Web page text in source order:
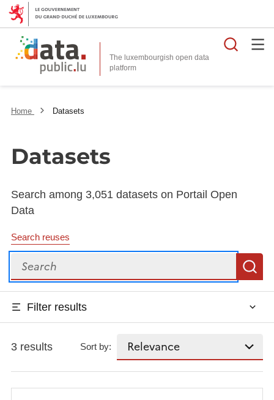
The luxembourgish open data
platform
Home Datasets
Datasets
Search among 3,051 datasets on Portail Open
Data
Search reuses
Search
Filter results
3 results Sort by: